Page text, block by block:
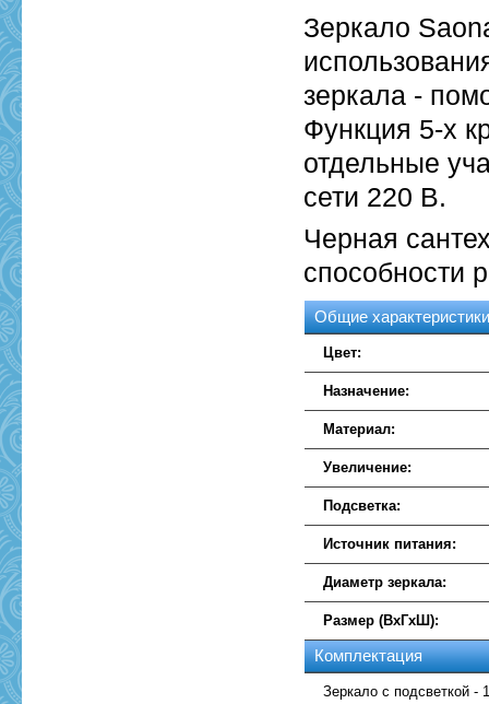
Зеркало
зеркала -
Функция 5-х
отдельные
сети 220 В.
Черная
способности
Общие
Цвет:
Назначение:
Материал:
Увеличение:
Подсветка:
Источник питания:
Диаметр зеркала:
Размер (ВхГхШ):
Комплектация
Зеркало с подсветкой -